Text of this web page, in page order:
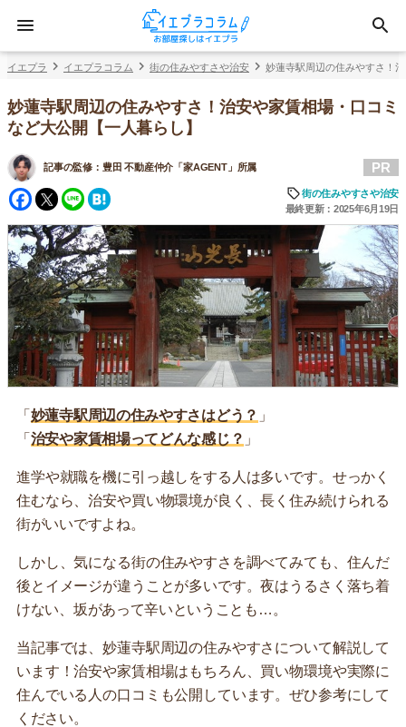
イエプラ イエプラコラム 街の住みやすさや治安 妙蓮寺駅周辺の住みやすさ！
妙蓮寺駅周辺の住みやすさ！治安や家賃相場・口コミ
など大公開【一人暮らし】
記事の監修： 豊田 不動産仲介「家AGENT」所属
Facebook
Twitter
Line
PR
街の住みやすさや治安
最終更新：2025年6月19日
「 妙蓮寺駅周辺の住みやすさはどう？ 」
「 治安や家賃相場ってどんな感じ？ 」
進学や就職を機に引っ越しをする人は多いです。せっかく
住むなら、治安や買い物環境が良く、長く住み続けられる
街がいいですよね。
しかし、気になる街の住みやすさを調べてみても、住んだ
後とイメージが違うことが多いです。夜はうるさく落ち着
けない、坂があって辛いということも…。
当記事では、妙蓮寺駅周辺の住みやすさについて解説して
います！治安や家賃相場はもちろん、買い物環境や実際に
住んでいる人の口コミも公開しています。ぜひ参考にして
ください。